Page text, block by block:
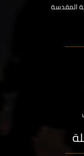
المقدسة